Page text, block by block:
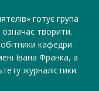
готує група
творити.
кафедри
Івана Франка, а
журналістики.